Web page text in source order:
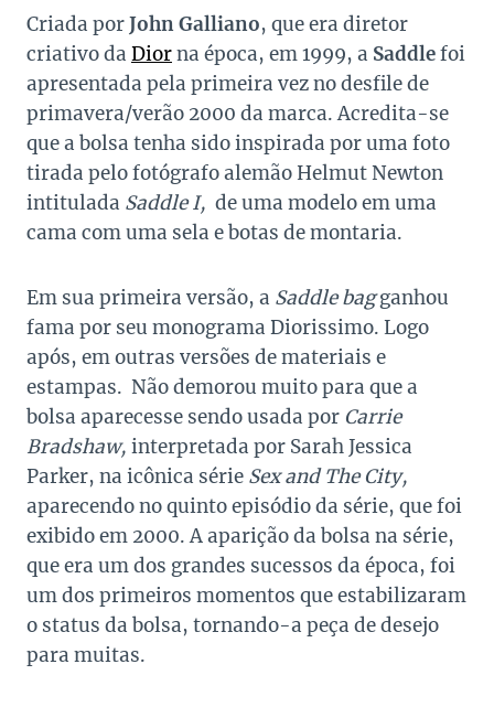
Criada porJohn Galliano, que era diretor
criativo da Diorna época, em 1999, a Saddlefoi
apresentada pela primeira vez no desfile de
primavera/verão 2000 da marca.Acredita-se
que a bolsa tenha sido inspirada por uma foto
tirada pelo fotógrafo alemão Helmut Newton
intitulada Saddle I, de uma modelo em uma
cama com uma sela e botas de montaria.
Em sua primeira versão, a Saddle bagganhou
fama por seu monograma Diorissimo. Logo
após, em outras versões de materiais e
estampas. Não demorou muito para que a
bolsa aparecesse sendo usada por Carrie
Bradshaw, interpretada por Sarah Jessica
Parker, na icônica série Sex and The City,
aparecendo no quinto episódio da série, que foi
exibido em 2000. A aparição da bolsa na série,
que era um dos grandes sucessos da época, foi
um dos primeiros momentos que estabilizaram
o status da bolsa, tornando-a peça de desejo
para muitas.